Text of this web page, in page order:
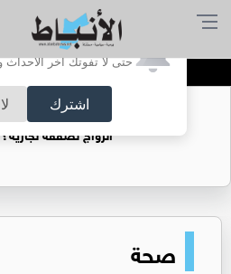
أترغب في تفعيل
حتى لا تفوتك آخر الأحداث
اشترك
الأردن
فتيات يستغللنه
الزواج لصفقة تجارية؟
صحة